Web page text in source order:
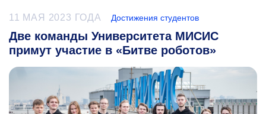
11 МАЯ 2023 ГОДА Достижения студентов
Две команды Университета МИСИС
примут участие в «Битве роботов»